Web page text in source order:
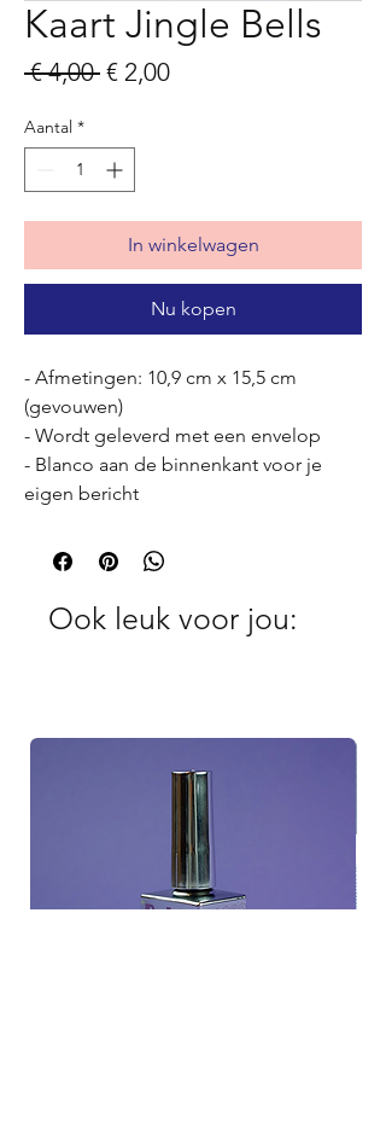
Kaart Jingle Bells
€ 4,00 Normale
€ 2,00Verkoopprijs
Aantal *
In winkelwagen
Nu kopen
- Afmetingen: 10,9 cm x 15,5 cm
(gevouwen)
- Wordt geleverd met een envelop
- Blanco aan de binnenkant voor je
eigen bericht
Ook leuk voor jou: